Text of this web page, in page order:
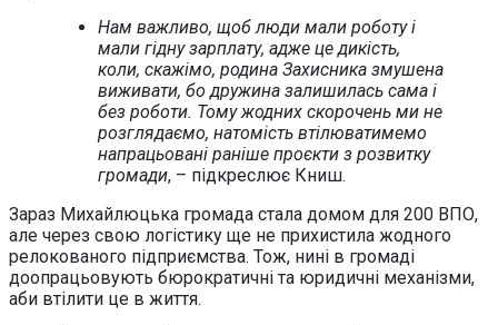
Нам важливо, щоб люди мали роботу і
мали гідну зарплату, адже це дикість,
коли, скажімо, родина Захисника змушена
виживати, бо дружина залишилась сама і
без роботи. Тому жодних скорочень ми не
розглядаємо, натомість втілюватимемо
напрацьовані раніше проєкти з розвитку
громади, – підкреслює Книш.
Зараз Михайлюцька громада стала домом для 200 ВПО,
але через свою логістику ще не прихистила жодного
релокованого підприємства. Тож, нині в громаді
доопрацьовують бюрократичні та юридичні механізми,
аби втілити це в життя.